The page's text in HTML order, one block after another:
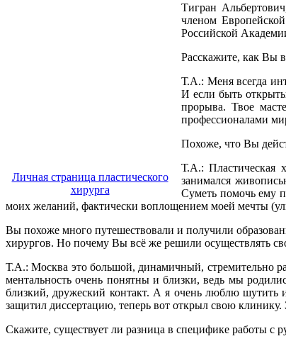
Личная страница пластического
хирурга
Тигран
членом
Российской
Расскажите, как Вы
Т.А.: Меня всегда
И если быть
прорыва. Твое
профессионалами
Похоже, что Вы
Т.А.: Пластическая
занимался
Суметь помочь ему
моих желаний, фактически воплощением моей мечты
Вы похоже много путешествовали и получили
хирургов. Но почему Вы всё же решили осуществлять
Т.А.: Москва это большой, динамичный, стремительно
ментальность очень понятны и близки, ведь мы
близкий, дружеский контакт. А я очень люблю шутить
защитил диссертацию, теперь вот открыл свою клинику.
Скажите, существует ли разница в специфике работы с